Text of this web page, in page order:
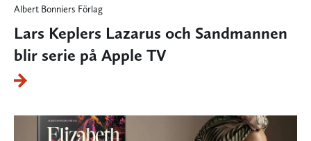
Albert Bonniers Förlag
Lars Keplers Lazarus och Sandmannen
blir serie på Apple TV